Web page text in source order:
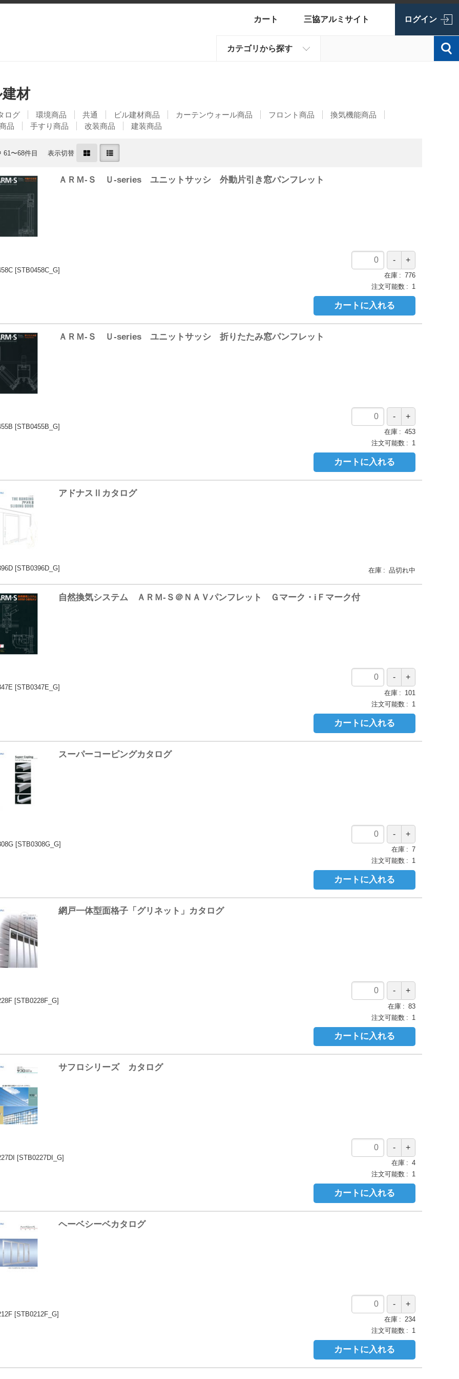
カート 三協アルミサイト ログイン
カテゴリから探す
材
ログ 環境商品 共通 ビル建材商品 カーテンウォール商品 フロント商品
換気機能商品
品
手すり商品 改装商品 建装商品
61〜68件目 表示切替
ＡＲＭ-Ｓ Ｕ-series ユニットサッシ 外動片引き窓パンフレット
[STB0458C_G]
在庫
776
注文可能数
1
カートに入れる
ＡＲＭ-Ｓ Ｕ-series ユニットサッシ 折りたたみ窓パンフレット
[STB0455B_G]
在庫
453
注文可能数
1
カートに入れる
アドナスⅡカタログ
[STB0396D_G] 在庫 品切れ中
自然換気システム ＡＲＭ-Ｓ＠ＮＡＶパンフレット Ｇマーク・iＦマーク付
[STB0347E_G]
在庫
101
注文可能数
1
カートに入れる
スーパーコーピングカタログ
[STB0308G_G]
在庫
7
注文可能数
1
カートに入れる
網戸一体型面格子「グリネット」カタログ
[STB0228F_G]
在庫
83
注文可能数
1
カートに入れる
サフロシリーズ カタログ
[STB0227DI_G]
在庫
4
注文可能数
1
カートに入れる
ヘーベシーベカタログ
[STB0212F_G]
在庫
234
注文可能数
1
カートに入れる